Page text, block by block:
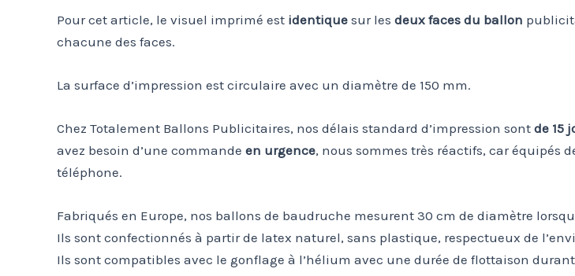
Pour cet article, le visuel imprimé est identique sur les deux faces du ballon
chacune des faces.
La surface d’impression est circulaire avec un diamètre de 150 mm.
Chez Totalement Ballons Publicitaires, nos délais standard d’impression sont de 15
avez besoin d’une commande en urgence, nous sommes très réactifs, car équipés
téléphone.
Fabriqués en Europe, nos ballons de baudruche mesurent 30 cm de diamètre
Ils sont confectionnés à partir de latex naturel, sans plastique, respectueux de
Ils sont compatibles avec le gonflage à l’hélium avec une durée de flottaison